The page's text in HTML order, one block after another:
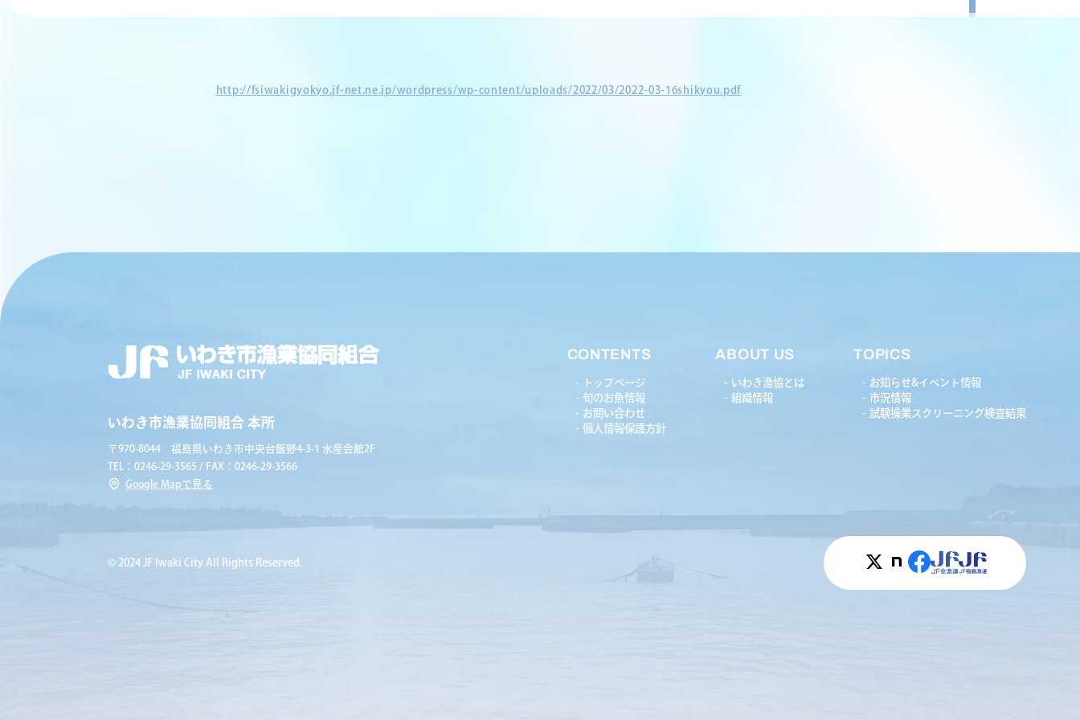
http://fsiwakigyokyo.jf-net.ne.jp/wordpress/wp-content/uploads/2022/03/2022-03-16shikyou.pdf
いわき市漁業協同組合 本所
〒970-8044 福島県いわき市中央台飯野4-3-1 水産会館2F
TEL：0246-29-3565 / FAX：0246-29-3566
Google Mapで見る
CONTENTS
トップページ
旬のお魚情報
お問い合わせ
個人情報保護方針
ABOUT US
いわき漁協とは
組織情報
TOPICS
お知らせ&イベント情報
市況情報
試験操業スクリーニング検査結果
© 2024 JF Iwaki City All Rights Reserved.